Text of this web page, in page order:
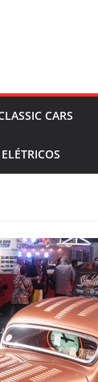
CARS
ELÉTRICOS